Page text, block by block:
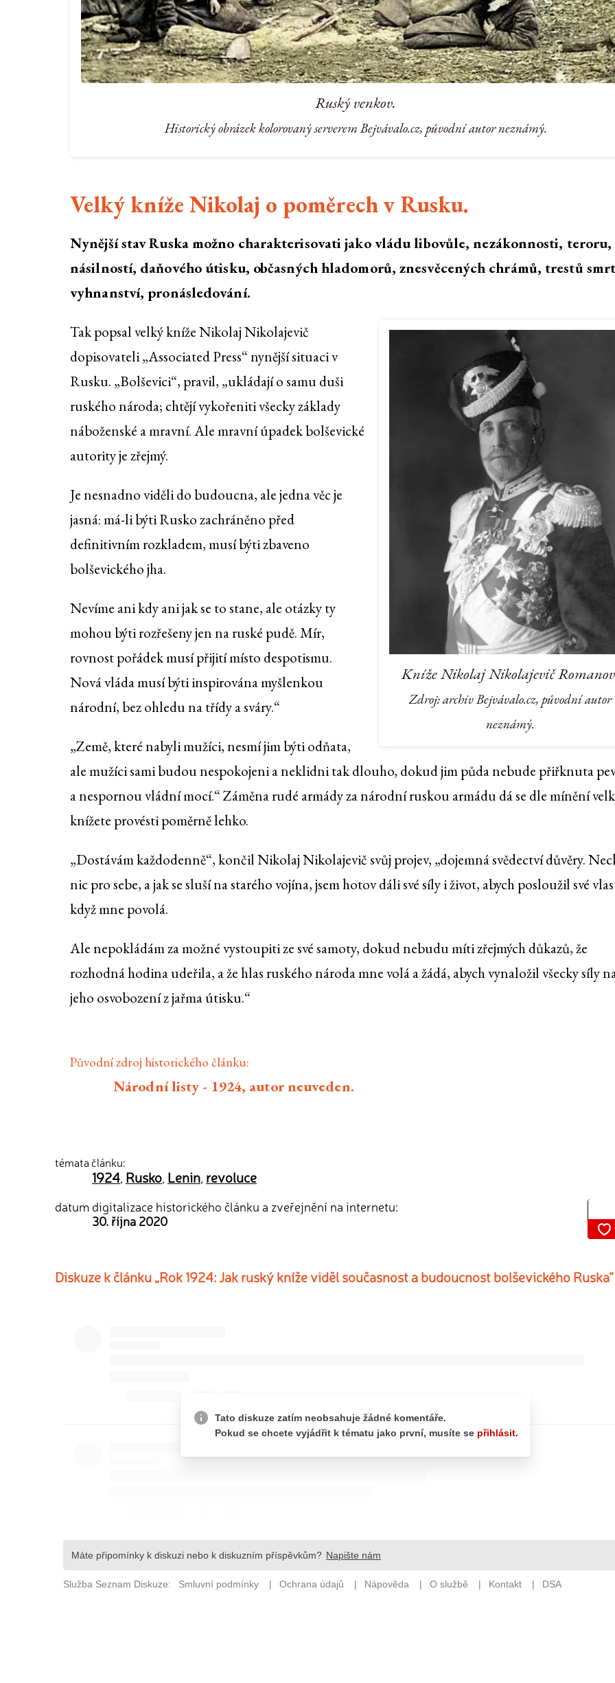
Ruský venkov.
Historický obrázek kolorovaný serverem Bejvávalo.cz, původní autor neznámý.
Velký kníže Nikolaj o poměrech v Rusku.
Nynější stav Ruska možno charakterisovati jako vládu libovůle, nezákonnosti, teroru,
násilností, daňového útisku, občasných hladomorů, znesvěcených chrámů, trestů
vyhnanství, pronásledování.
Kníže Nikolaj Nikolajevič
Zdroj: archiv Bejvávalo.cz, původní autor
neznámý.
Tak popsal velký kníže Nikolaj Nikolajevič
dopisovateli „Associated Press“ nynější situaci v
Rusku. „Bolševici“, pravil, „ukládají o samu duši
ruského národa; chtějí vykořeniti všecky základy
náboženské a mravní. Ale mravní úpadek bolševické
autority je zřejmý.
Je nesnadno viděli do budoucna, ale jedna věc je
jasná: má-li býti Rusko zachráněno před
definitivním rozkladem, musí býti zbaveno
bolševického jha.
Nevíme ani kdy ani jak se to stane, ale otázky ty
mohou býti rozřešeny jen na ruské pudě. Mír,
rovnost pořádek musí přijití místo despotismu.
Nová vláda musí býti inspirována myšlenkou
národní, bez ohledu na třídy a sváry.“
„Země, které nabyli mužíci, nesmí jim býti odňata,
ale mužíci sami budou nespokojeni a neklidni tak dlouho, dokud jim půda nebude přiřknuta
a nespornou vládní mocí.“ Záměna rudé armády za národní ruskou armádu dá se dle mínění
knížete provésti poměrně lehko.
„Dostávám každodenně“, končil Nikolaj Nikolajevič svůj projev, „dojemná svědectví důvěry.
nic pro sebe, a jak se sluší na starého vojína, jsem hotov dáli své síly i život, abych posloužil své
když mne povolá.
Ale nepokládám za možné vystoupiti ze své samoty, dokud nebudu míti zřejmých důkazů, že
rozhodná hodina udeřila, a že hlas ruského národa mne volá a žádá, abych vynaložil všecky síly
jeho osvobození z jařma útisku.“
Původní zdroj historického článku:
Národní listy - 1924, autor neuveden.
témata článku:
1924, Rusko, Lenin, revoluce
datum digitalizace historického článku a zveřejnění na internetu:
30. října 2020
Diskuze k článku „Rok 1924: Jak ruský kníže viděl současnost a budoucnost bolševického Ruska“